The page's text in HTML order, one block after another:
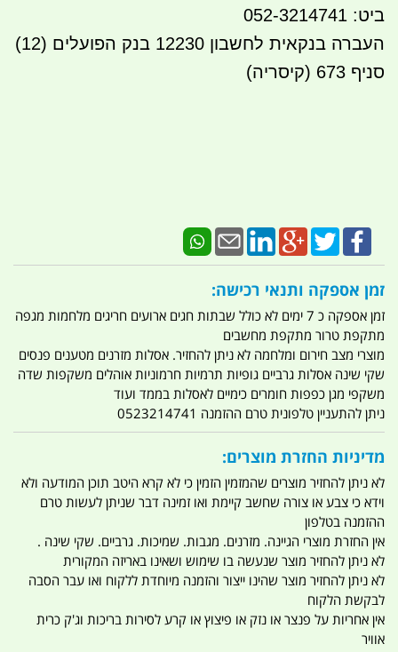
ביט: 052-3214741
העברה בנקאית לחשבון 12230 בנק הפועלים (12)
סניף 673 (קיסריה)
זמן אספקה ותנאי רכישה:
זמן אספקה כ 7 ימים לא כולל שבתות חגים ארועים חריגים מלחמות מגפה
מתקפת טרור מתקפת מחשבים
מוצרי מצב חירום ומלחמה לא ניתן להחזיר. אסלות מזרנים מטענים פנסים
שקי שינה אסלות גרביים גופיות תרמיות חרמוניות אוהלים משקפות שדה
משקפי מגן כפפות חומרים כימיים לאסלות בממד ועוד
ניתן להתעניין טלפונית טרם ההזמנה 0523214741
מדיניות החזרת מוצרים:
לא ניתן להחזיר מוצרים שהמזמין הזמין כי לא קרא היטב תוכן המודעה ולא
וידא כי צבע או צורה שחשב קיימת ואו זמינה דבר שניתן לעשות טרם
ההזמנה בטלפון
אין החזרת מוצרי הגיינה. מזרנים. מגבות. שמיכות. גרביים. שקי שינה .
לא ניתן להחזיר מוצר שנעשה בו שימוש ושאינו באריזה המקורית
לא ניתן להחזיר מוצר שהינו ייצור והזמנה מיוחדת ללקוח ואו עבר הסבה
לבקשת הלקוח
אין אחריות על פנצר או נזק או פיצוץ או קרע לסירות בריכות וג'ק כרית
אוויר